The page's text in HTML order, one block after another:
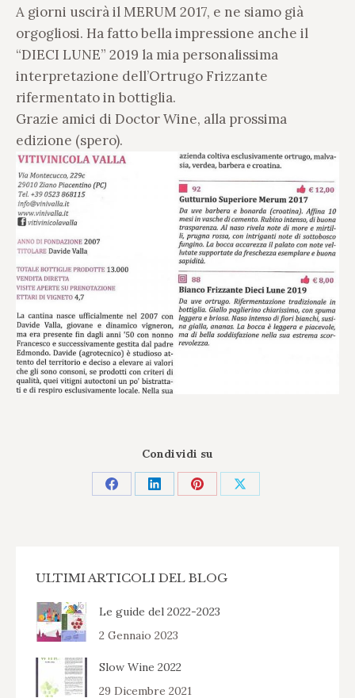
A giorni uscirà il MERUM 2017, e ne siamo già
orgogliosi. Ha fatto bella impressione anche il
“DIECI LUNE” 2019 la mia personalissima
interpretazione dell’Ortrugo Frizzante
rifermentato in bottiglia.
Grazie amici di Doctor Wine, alla prossima
edizione (spero).
Condividi su
CondividiCondividiCondividiCondividi
ULTIMI ARTICOLI DEL BLOG
Le guide del 2022-2023
2 Gennaio 2023
Slow Wine 2022
29 Dicembre 2021